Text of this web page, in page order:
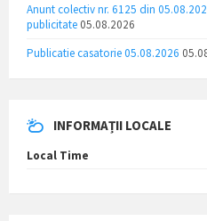
Anunt colectiv nr. 6125 din
publicitate 05.08.2026
Publicatie casatorie 05.08.2026
INFORMAȚII LOCALE
Local Time